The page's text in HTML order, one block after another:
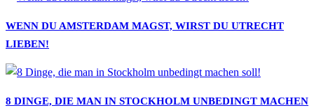
WENN DU AMSTERDAM MAGST, WIRST DU UTRECHT
LIEBEN!
8 DINGE, DIE MAN IN STOCKHOLM UNBEDINGT MACHEN